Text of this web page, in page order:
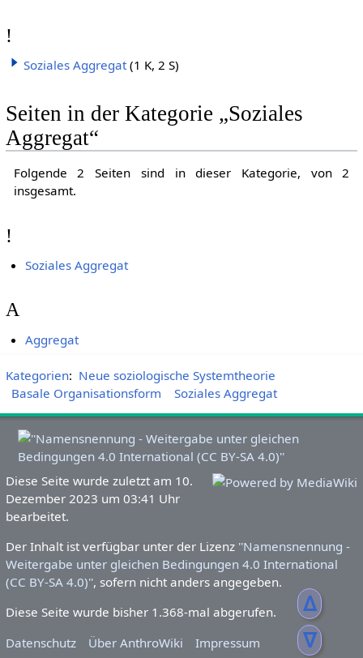
ᐃ
ᐁ
!
Soziales Aggregat (1 K, 2 S)
Seiten in der Kategorie „Soziales
Aggregat“
Folgende 2 Seiten sind in dieser Kategorie, von 2
insgesamt.
!
Soziales Aggregat
A
Aggregat
Kategorien: Neue soziologische Systemtheorie
Basale Organisationsform
Soziales Aggregat
Diese Seite wurde zuletzt am 10.
Dezember 2023 um 03:41 Uhr
bearbeitet.
Der Inhalt ist verfügbar unter der Lizenz ''Namensnennung -
Weitergabe unter gleichen Bedingungen 4.0 International
(CC BY-SA 4.0)'', sofern nicht anders angegeben.
Diese Seite wurde bisher 1.368-mal abgerufen.
Datenschutz
Über AnthroWiki Impressum